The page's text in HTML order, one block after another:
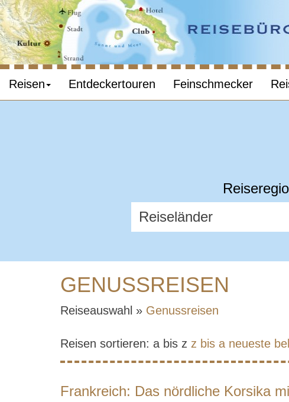
Reisen Entdeckertouren Feinschmecker
GENUSSREISEN
Reiseauswahl » Genussreisen
Reisen sortieren: a bis z z bis a neueste
Frankreich: Das nördliche Korsika